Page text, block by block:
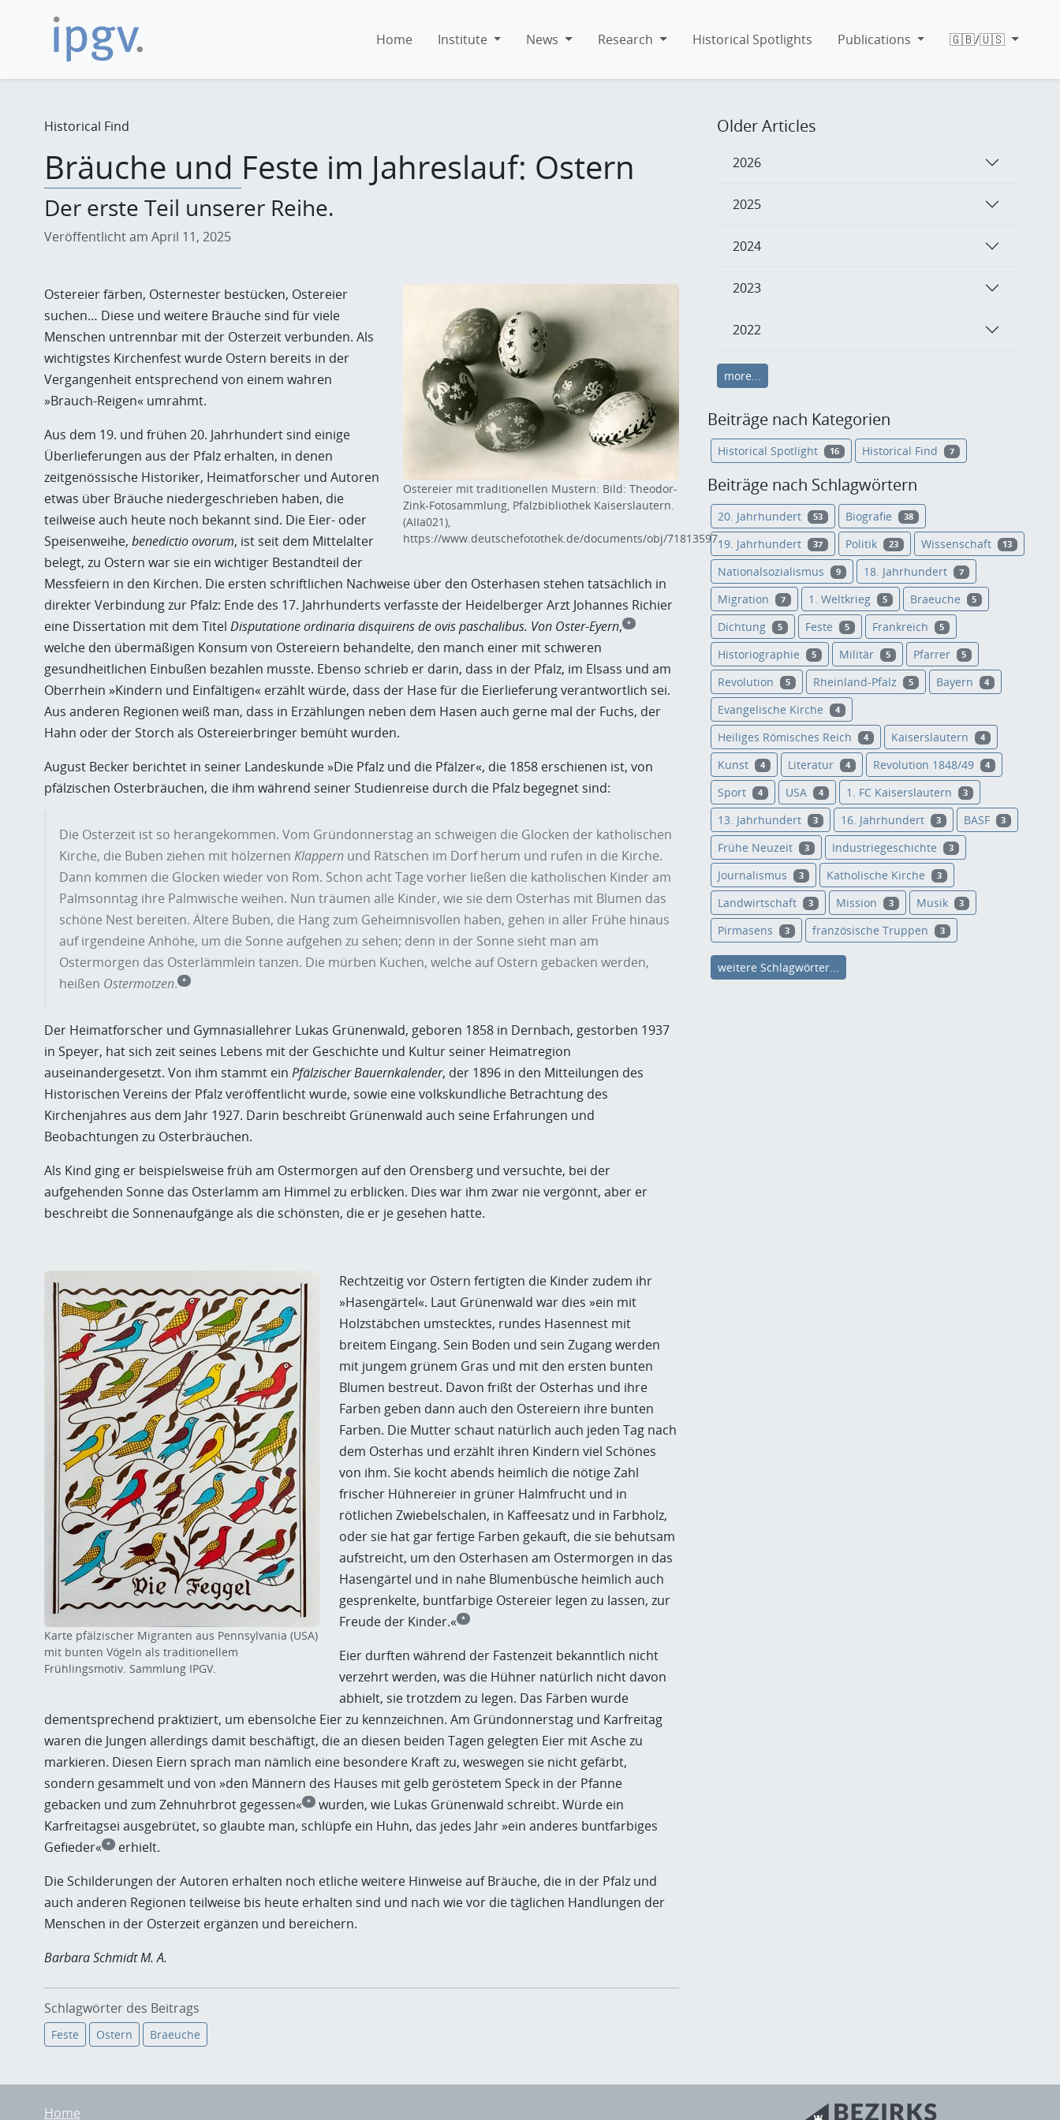
Home Institute News Research Historical Spotlights Publications 🇬🇧/🇺🇸
Historical Find
Bräuche und Feste im Jahreslauf: Ostern
Der erste Teil unserer Reihe.
Veröffentlicht am April 11, 2025
Ostereier mit traditionellen Mustern: Bild: Theodor-
Zink-Fotosammlung, Pfalzbibliothek Kaiserslautern.
(AIIa021),
https://www.deutschefotothek.de/documents/obj/71813597.
Ostereier färben, Osternester bestücken, Ostereier
suchen… Diese und weitere Bräuche sind für viele
Menschen untrennbar mit der Osterzeit verbunden. Als
wichtigstes Kirchenfest wurde Ostern bereits in der
Vergangenheit entsprechend von einem wahren
»Brauch-Reigen« umrahmt.
Aus dem 19. und frühen 20. Jahrhundert sind einige
Überlieferungen aus der Pfalz erhalten, in denen
zeitgenössische Historiker, Heimatforscher und Autoren
etwas über Bräuche niedergeschrieben haben, die
teilweise auch heute noch bekannt sind. Die Eier- oder
Speisenweihe, benedictio ovorum, ist seit dem Mittelalter
belegt, zu Ostern war sie ein wichtiger Bestandteil der
Messfeiern in den Kirchen. Die ersten schriftlichen Nachweise über den Osterhasen stehen tatsächlich in
direkter Verbindung zur Pfalz: Ende des 17. Jahrhunderts verfasste der Heidelberger Arzt Johannes Richier
eine Dissertation mit dem Titel Disputatione ordinaria disquirens de ovis paschalibus. Von Oster-Eyern, *
welche den übermäßigen Konsum von Ostereiern behandelte, den manch einer mit schweren
gesundheitlichen Einbußen bezahlen musste. Ebenso schrieb er darin, dass in der Pfalz, im Elsass und am
Oberrhein »Kindern und Einfältigen« erzählt würde, dass der Hase für die Eierlieferung verantwortlich sei.
Aus anderen Regionen weiß man, dass in Erzählungen neben dem Hasen auch gerne mal der Fuchs, der
Hahn oder der Storch als Ostereierbringer bemüht wurden.
August Becker berichtet in seiner Landeskunde »Die Pfalz und die Pfälzer«, die 1858 erschienen ist, von
pfälzischen Osterbräuchen, die ihm während seiner Studienreise durch die Pfalz begegnet sind:
Die Osterzeit ist so herangekommen. Vom Gründonnerstag an schweigen die Glocken der katholischen
Kirche, die Buben ziehen mit hölzernen Klappern und Rätschen im Dorf herum und rufen in die Kirche.
Dann kommen die Glocken wieder von Rom. Schon acht Tage vorher ließen die katholischen Kinder am
Palmsonntag ihre Palmwische weihen. Nun träumen alle Kinder, wie sie dem Osterhas mit Blumen das
schöne Nest bereiten. Ältere Buben, die Hang zum Geheimnisvollen haben, gehen in aller Frühe hinaus
auf irgendeine Anhöhe, um die Sonne aufgehen zu sehen; denn in der Sonne sieht man am
Ostermorgen das Osterlämmlein tanzen. Die mürben Kuchen, welche auf Ostern gebacken werden,
heißen Ostermotzen. *
Der Heimatforscher und Gymnasiallehrer Lukas Grünenwald, geboren 1858 in Dernbach, gestorben 1937
in Speyer, hat sich zeit seines Lebens mit der Geschichte und Kultur seiner Heimatregion
auseinandergesetzt. Von ihm stammt ein Pfälzischer Bauernkalender, der 1896 in den Mitteilungen des
Historischen Vereins der Pfalz veröffentlicht wurde, sowie eine volkskundliche Betrachtung des
Kirchenjahres aus dem Jahr 1927. Darin beschreibt Grünenwald auch seine Erfahrungen und
Beobachtungen zu Osterbräuchen.
Als Kind ging er beispielsweise früh am Ostermorgen auf den Orensberg und versuchte, bei der
aufgehenden Sonne das Osterlamm am Himmel zu erblicken. Dies war ihm zwar nie vergönnt, aber er
beschreibt die Sonnenaufgänge als die schönsten, die er je gesehen hatte.
Karte pfälzischer Migranten aus Pennsylvania (USA)
mit bunten Vögeln als traditionellem
Frühlingsmotiv. Sammlung IPGV.
Rechtzeitig vor Ostern fertigten die Kinder zudem ihr
»Hasengärtel«. Laut Grünenwald war dies »ein mit
Holzstäbchen umstecktes, rundes Hasennest mit
breitem Eingang. Sein Boden und sein Zugang werden
mit jungem grünem Gras und mit den ersten bunten
Blumen bestreut. Davon frißt der Osterhas und ihre
Farben geben dann auch den Ostereiern ihre bunten
Farben. Die Mutter schaut natürlich auch jeden Tag nach
dem Osterhas und erzählt ihren Kindern viel Schönes
von ihm. Sie kocht abends heimlich die nötige Zahl
frischer Hühnereier in grüner Halmfrucht und in
rötlichen Zwiebelschalen, in Kaffeesatz und in Farbholz,
oder sie hat gar fertige Farben gekauft, die sie behutsam
aufstreicht, um den Osterhasen am Ostermorgen in das
Hasengärtel und in nahe Blumenbüsche heimlich auch
gesprenkelte, buntfarbige Ostereier legen zu lassen, zur
Freude der Kinder.« *
Eier durften während der Fastenzeit bekanntlich nicht
verzehrt werden, was die Hühner natürlich nicht davon
abhielt, sie trotzdem zu legen. Das Färben wurde
dementsprechend praktiziert, um ebensolche Eier zu kennzeichnen. Am Gründonnerstag und Karfreitag
waren die Jungen allerdings damit beschäftigt, die an diesen beiden Tagen gelegten Eier mit Asche zu
markieren. Diesen Eiern sprach man nämlich eine besondere Kraft zu, weswegen sie nicht gefärbt,
sondern gesammelt und von »den Männern des Hauses mit gelb geröstetem Speck in der Pfanne
gebacken und zum Zehnuhrbrot gegessen« * wurden, wie Lukas Grünenwald schreibt. Würde ein
Karfreitagsei ausgebrütet, so glaubte man, schlüpfe ein Huhn, das jedes Jahr »ein anderes buntfarbiges
Gefieder« * erhielt.
Die Schilderungen der Autoren erhalten noch etliche weitere Hinweise auf Bräuche, die in der Pfalz und
auch anderen Regionen teilweise bis heute erhalten sind und nach wie vor die täglichen Handlungen der
Menschen in der Osterzeit ergänzen und bereichern.
Barbara Schmidt M. A.
Schlagwörter des Beitrags
Feste Ostern Braeuche
Older Articles
2026
2025
2024
2023
2022
more...
Beiträge nach Kategorien
Historical Spotlight 16 Historical Find 7
Beiträge nach Schlagwörtern
20. Jahrhundert 53 Biografie 38
19. Jahrhundert 37 Politik 23 Wissenschaft 13
Nationalsozialismus 9 18. Jahrhundert 7
Migration 7 1. Weltkrieg 5 Braeuche 5
Dichtung 5 Feste 5 Frankreich 5
Historiographie 5 Militär 5 Pfarrer 5
Revolution 5 Rheinland-Pfalz 5 Bayern 4
Evangelische Kirche 4
Heiliges Römisches Reich 4 Kaiserslautern 4
Kunst 4 Literatur 4 Revolution 1848/49 4
Sport 4 USA 4 1. FC Kaiserslautern 3
13. Jahrhundert 3 16. Jahrhundert 3 BASF 3
Frühe Neuzeit 3 Industriegeschichte 3
Journalismus 3 Katholische Kirche 3
Landwirtschaft 3 Mission 3 Musik 3
Pirmasens 3 französische Truppen 3
weitere Schlagwörter...
Home